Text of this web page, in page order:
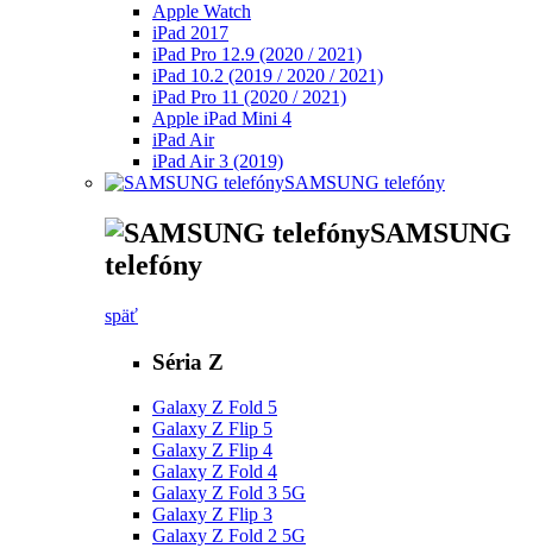
Apple Watch
iPad 2017
iPad Pro 12.9 (2020 / 2021)
iPad 10.2 (2019 / 2020 / 2021)
iPad Pro 11 (2020 / 2021)
Apple iPad Mini 4
iPad Air
iPad Air 3 (2019)
SAMSUNG telefóny
SAMSUNG
telefóny
späť
Séria Z
Galaxy Z Fold 5
Galaxy Z Flip 5
Galaxy Z Flip 4
Galaxy Z Fold 4
Galaxy Z Fold 3 5G
Galaxy Z Flip 3
Galaxy Z Fold 2 5G